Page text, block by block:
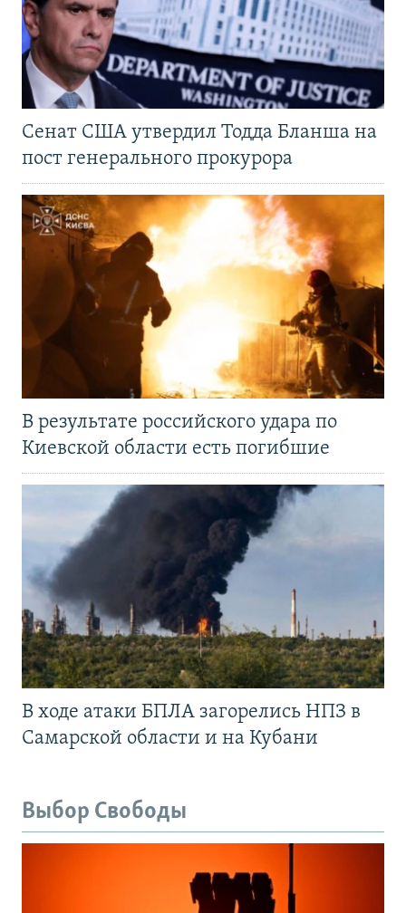
Сенат США утвердил Тодда Бланша на
пост генерального прокурора
В результате российского удара по
Киевской области есть погибшие
В ходе атаки БПЛА загорелись НПЗ в
Самарской области и на Кубани
Выбор Свободы